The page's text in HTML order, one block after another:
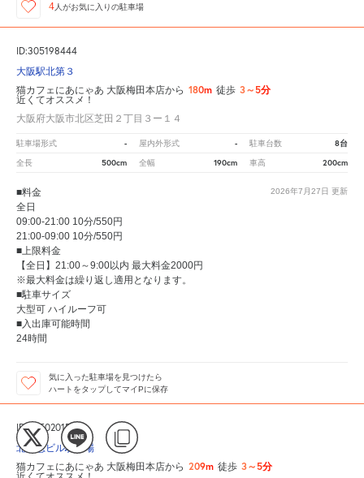
4人がお気に入りの駐車場
ID:305198444
大阪駅北第３
猫カフェにあにゃあ 大阪梅田本店から 180m 徒歩 3～5分
近くてオススメ！
大阪府大阪市北区芝田２丁目３ー１４
駐車場形式 - 屋内外形式 - 駐車台数 8台
全長 500cm 全幅 190cm 車高 200cm
2026年7月27日 更新
■料金
全日
09:00-21:00 10分/550円
21:00-09:00 10分/550円
■上限料金
【全日】21:00～9:00以内 最大料金2000円
※最大料金は繰り返し適用となります。
■駐車サイズ
大型可 ハイルーフ可
■入出庫可能時間
24時間
気に入った駐車場を見つけたら
ハートをタップしてマイPに保存
ID:305020150
北阪急ビル駐車場
猫カフェにあにゃあ 大阪梅田本店から 209m 徒歩 3～5分